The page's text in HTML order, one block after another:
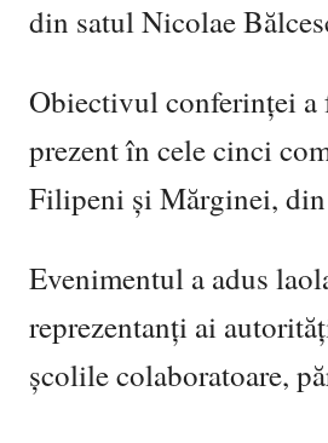
din satul Nicolae
Obiectivul conferinței a
prezent în cele cinci
Filipeni și Mărginei,
Evenimentul a adus
reprezentanți ai
școlile colaboratoare,